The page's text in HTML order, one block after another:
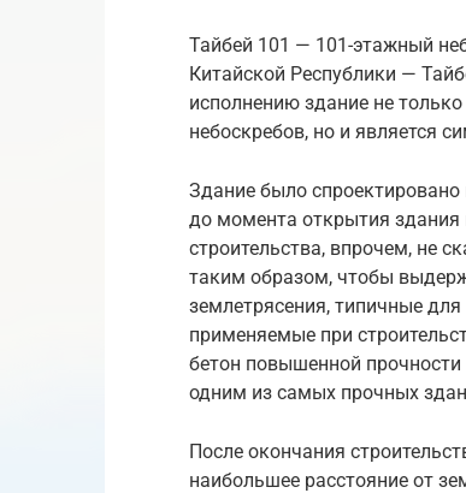
Тайбей 101 — 101-этажный
Китайской Республики —
исполнению здание не
небоскребов, но и является
Здание было
до момента открытия здания
строительства, впрочем, не
таким образом, чтобы
землетрясения, типичные
применяемые при
бетон повышенной прочности
одним из самых прочных
После окончания
наибольшее расстояние от